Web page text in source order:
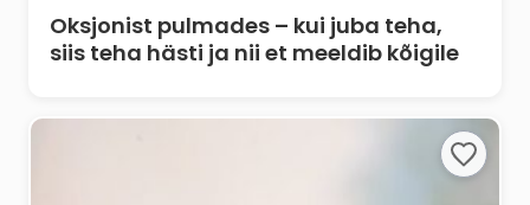
Oksjonist pulmades – kui juba teha,
siis teha hästi ja nii et meeldib kõigile